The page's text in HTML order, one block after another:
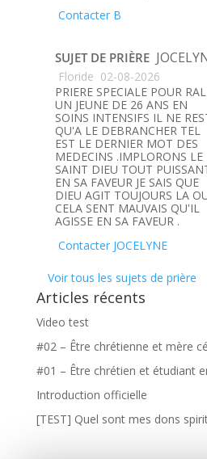
Contacter B
SUJET DE PRIÈRE
Floride 02-08-2026
PRIERE SPECIALE POUR
UN JEUNE DE 26 ANS EN
SOINS INTENSIFS IL NE
QU'A LE DEBRANCHER TEL
EST LE DERNIER MOT DES
MEDECINS .IMPLORONS LE
SAINT DIEU TOUT
EN SA FAVEUR JE SAIS QUE
DIEU AGIT TOUJOURS LA
CELA SENT MAUVAIS QU'IL
AGISSE EN SA FAVEUR .
Contacter JOCELYNE
Voir tous les sujets de prière
Articles récents
Video test
#02 – Être chrétienne et mère
#01 – Être chrétien et étudiant
Introduction officielle
[TEST] Quel sont mes dons